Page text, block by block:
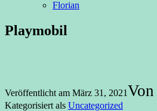
Florian
Playmobil
Veröffentlicht am März 31, 2021Von
Kategorisiert als Uncategorized